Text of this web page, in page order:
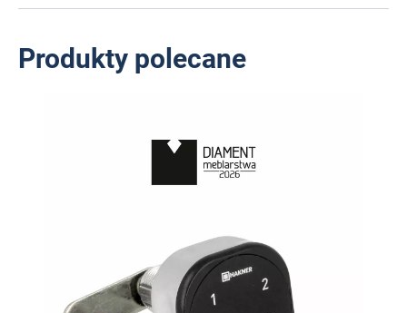
Produkty polecane